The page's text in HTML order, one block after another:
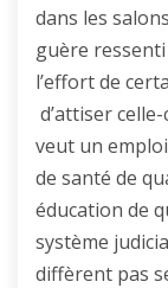
dans les
guère
l’effort de
d’attiser
veut un
de santé de
éducation de
système
diffèrent pas